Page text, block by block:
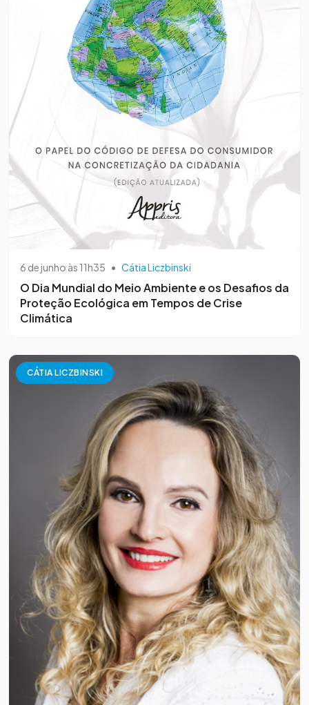
6 de junho às 11h35 • Cátia Liczbinski
O Dia Mundial do Meio Ambiente e os Desafios da
Proteção Ecológica em Tempos de Crise
Climática
CÁTIA LICZBINSKI